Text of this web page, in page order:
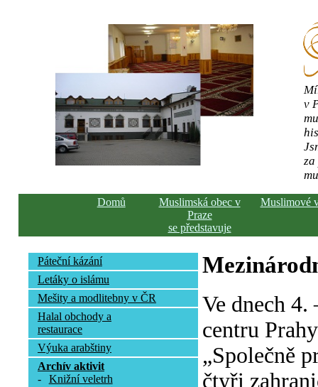
v
Domů
Muslimská obec v
Praze
se představuje
Muslimové
Páteční kázání
Letáky o islámu
Mešity a modlitebny v ČR
Halal obchody a
restaurace
Výuka arabštiny
Archív aktivit
-
Knižní veletrh
Ve dnech 4.
centru
„Společně
čtyři